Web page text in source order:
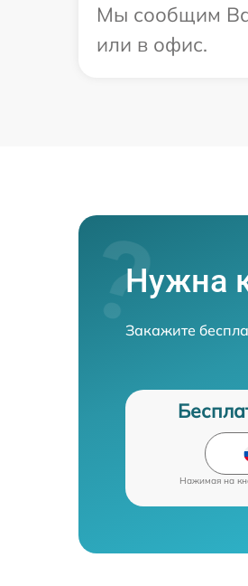
Мы сообщим
или в офис.
Нужна
Закажите
Нажимая на